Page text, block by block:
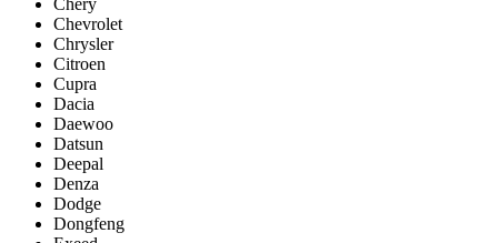
Chery
Chevrolet
Chrysler
Citroen
Cupra
Dacia
Daewoo
Datsun
Deepal
Denza
Dodge
Dongfeng